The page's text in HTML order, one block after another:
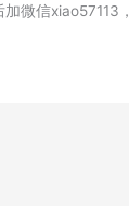
微信xiao57113，